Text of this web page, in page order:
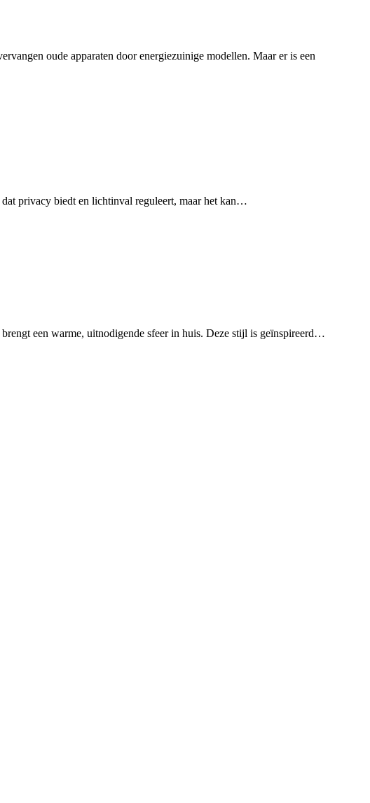
oude apparaten door energiezuinige modellen. Maar er is een
dat privacy biedt en lichtinval reguleert, maar het kan…
een warme, uitnodigende sfeer in huis. Deze stijl is geïnspireerd…